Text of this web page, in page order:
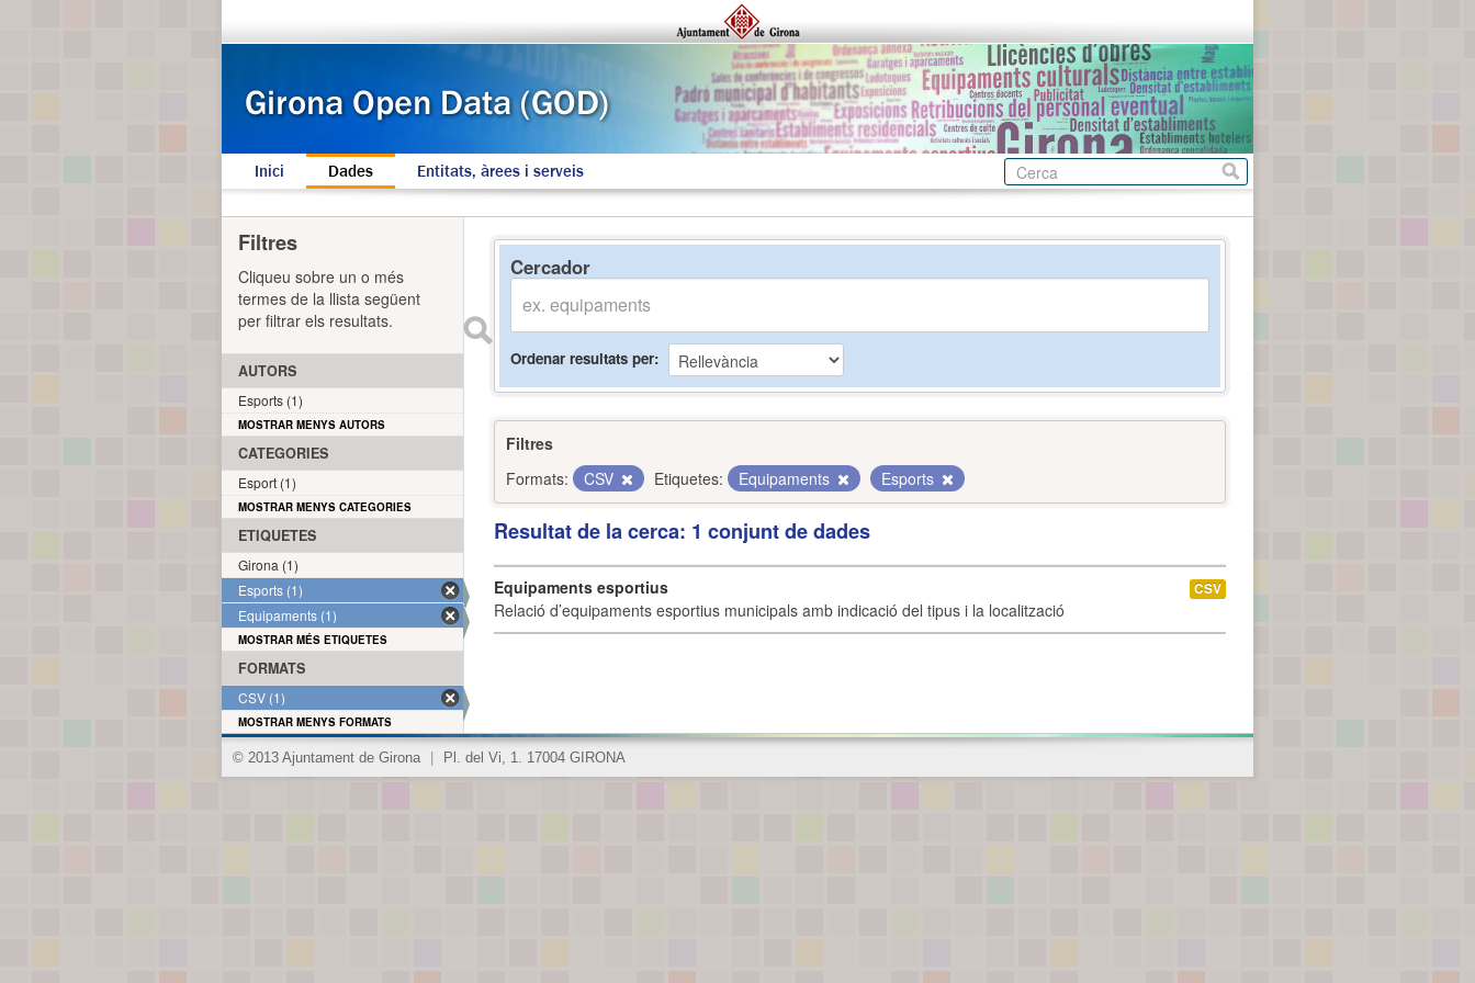
Inici Dades Entitats, àrees i serveis
Cercador
Ordenar resultats per
Filtres
Formats:
CSV Etiquetes: Equipaments Esports
Resultat de la cerca: 1 conjunt de dades
Equipaments esportius
Relació d’equipaments esportius municipals amb indicació del tipus i la localització
CSV
Filtres
Cliqueu sobre un o més
termes de la llista següent
per filtrar els resultats.
AUTORS
Esports (1)
MOSTRAR MENYS AUTORS
CATEGORIES
Esport (1)
MOSTRAR MENYS CATEGORIES
ETIQUETES
Girona (1)
Esports (1)
Equipaments (1)
MOSTRAR MÉS ETIQUETES
FORMATS
CSV (1)
MOSTRAR MENYS FORMATS
© 2013 Ajuntament de Girona Pl. del Vi, 1. 17004 GIRONA